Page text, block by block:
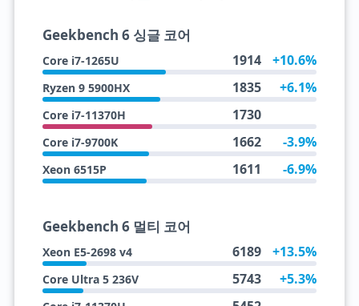
Geekbench 6 싱글 코어
Core i7-1265U 1914 +10.6%
Ryzen 9 5900HX 1835 +6.1%
Core i7-11370H 1730
Core i7-9700K 1662 -3.9%
Xeon 6515P 1611 -6.9%
Geekbench 6 멀티 코어
Xeon E5-2698 v4 6189 +13.5%
Core Ultra 5 236V 5743 +5.3%